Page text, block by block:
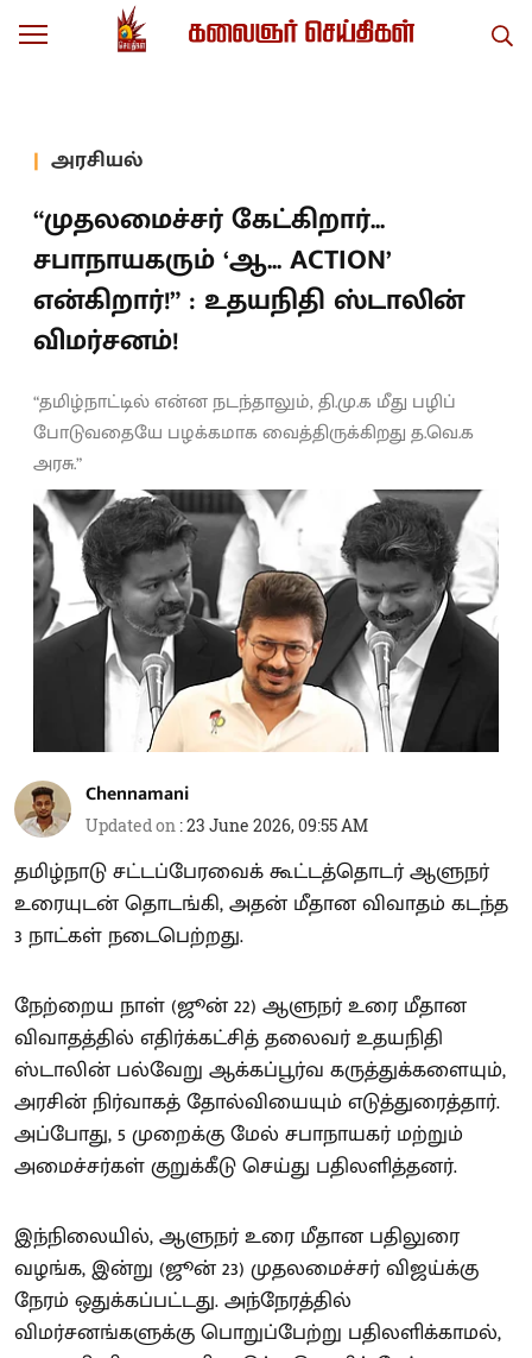
அரசியல்
“முதலமைச்சர் கேட்கிறார்...
சபாநாயகரும் ‘ஆ... ACTION’
என்கிறார்!” : உதயநிதி ஸ்டாலின்
விமர்சனம்!
“தமிழ்நாட்டில் என்ன நடந்தாலும், தி.மு.க மீது பழிப்
போடுவதையே பழக்கமாக வைத்திருக்கிறது த.வெ.க
அரசு.”
Chennamani
Updated on :23 June 2026, 09:55 AM
தமிழ்நாடு சட்டப்பேரவைக் கூட்டத்தொடர் ஆளுநர்
உரையுடன் தொடங்கி, அதன் மீதான விவாதம் கடந்த
3 நாட்கள் நடைபெற்றது.
நேற்றைய நாள் (ஜூன் 22) ஆளுநர் உரை மீதான
விவாதத்தில் எதிர்க்கட்சித் தலைவர் உதயநிதி
ஸ்டாலின் பல்வேறு ஆக்கப்பூர்வ கருத்துக்களையும்,
அரசின் நிர்வாகத் தோல்வியையும் எடுத்துரைத்தார்.
அப்போது, 5 முறைக்கு மேல் சபாநாயகர் மற்றும்
அமைச்சர்கள் குறுக்கீடு செய்து பதிலளித்தனர்.
இந்நிலையில், ஆளுநர் உரை மீதான பதிலுரை
வழங்க, இன்று (ஜூன் 23) முதலமைச்சர் விஜய்க்கு
நேரம் ஒதுக்கப்பட்டது. அந்நேரத்தில்
விமர்சனங்களுக்கு பொறுப்பேற்று பதிலளிக்காமல்,